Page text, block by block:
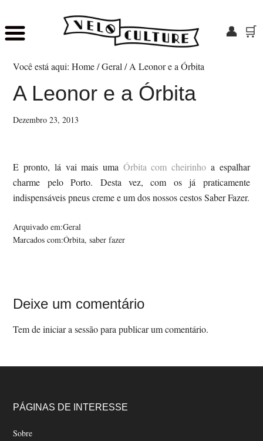
Skip
main
content
Saltar
rodapé
Você está aqui:Home /Geral /A Leonor e a Órbita
A Leonor e a Órbita
Dezembro 23, 2013
E pronto, lá vai mais uma Órbita com cheirinho a espalhar
charme pelo Porto. Desta vez, com os já praticamente
indispensáveis pneus creme e um dos nossos cestos Saber Fazer.
Arquivado em:Geral
Marcados com:Órbita,saber fazer
Interações
do
Deixe um comentário
Tem deiniciar a sessãopara publicar um comentário.
Footer
PÁGINAS DE INTERESSE
Sobre
👤 🛒